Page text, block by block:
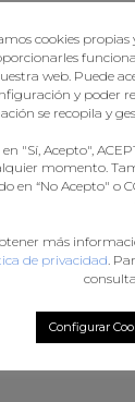
cookies propias
web. Puede
y poder
se recopila y
"Sí, Acepto",
momento.
en “No Acepto" o
más
de privacidad .
Configurar